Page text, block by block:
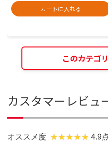
カートに入れる
このカテゴ
カスタマーレビュ
オススメ度 4.9